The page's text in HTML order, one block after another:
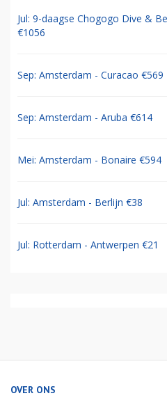
Jul: 9-daagse Chogogo Dive &
€1056
Sep: Amsterdam - Curacao €569
Sep: Amsterdam - Aruba €614
Mei: Amsterdam - Bonaire €594
Jul: Amsterdam - Berlijn €38
Jul: Rotterdam - Antwerpen €21
OVER ONS